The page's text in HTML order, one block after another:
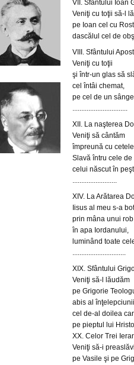
VII. Sfântului Ioan
Veniţi cu toţii să-l
pe Ioan cel cu
dascălul cel de
VIII. Sfântului
Veniţi cu toţii
şi într-un glas să
cel întâi chemat,
pe cel de un
...............................
XII. La naşterea
Veniţi să cântăm
împreună cu
Slavă întru cele
celui născut în
.........................
XIV. La Arătarea
Iisus al meu s-a
prin mâna unui rob
în apa Iordanului,
luminând toate
..............................
XIX. Sfântului
Veniţi să-l lăudăm
pe Grigorie
abis al
cel de-al doilea
pe pieptul lui
XX. Celor Trei
Veniţi să-i
pe Vasile şi pe